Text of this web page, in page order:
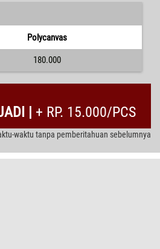
Polycanvas
180.000
| + RP. 15.000/PCS
waktu tanpa pemberitahuan sebelumnya